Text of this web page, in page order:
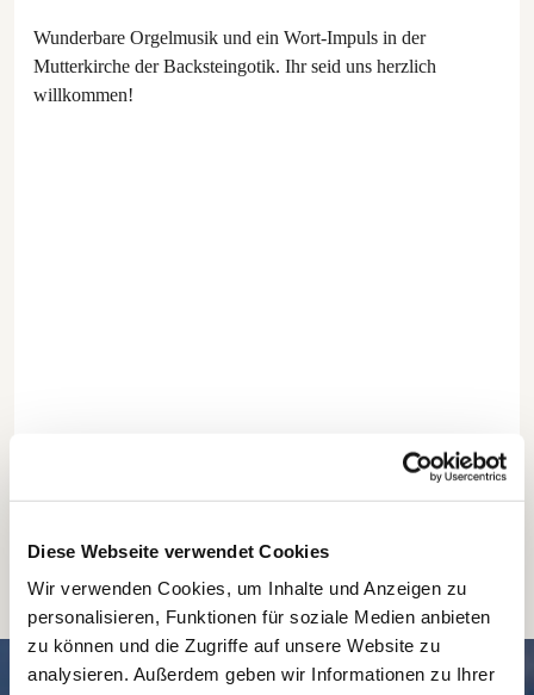
Diese Webseite verwendet Cookies
Wir verwenden Cookies, um Inhalte und Anzeigen zu
personalisieren, Funktionen für soziale Medien anbieten
zu können und die Zugriffe auf unsere Website zu
analysieren. Außerdem geben wir Informationen zu Ihrer
Wunderbare Orgelmusik und ein Wort-Impuls in der
Mutterkirche der Backsteingotik. Ihr seid uns herzlich
willkommen!
SCHNELL // NAVIGIERT